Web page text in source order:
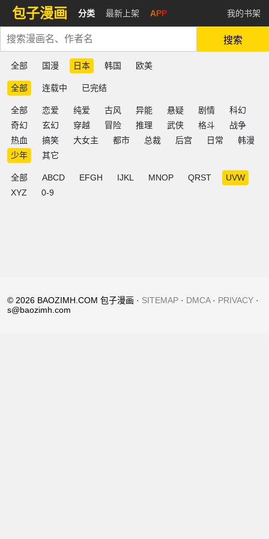
包子漫画 分类 最新上架 APP 我的书架
搜索
全部 国漫 日本 韩国 欧美
全部 连载中 已完结
全部 恋爱 纯爱 古风 异能 悬疑 剧情
科幻
奇幻
玄幻 穿越 冒险 推理 武侠 格斗
战争
热血
搞笑 大女主 都市 总裁 后宫 日常
韩漫
少年
其它
全部 ABCD EFGH IJKL MNOP QRST
UVW
XYZ
0-9
© 2026 BAOZIMH.COM 包子漫画 · SITEMAP · DMCA· PRIVACY ·
s@baozimh.com